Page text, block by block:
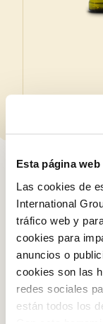
Esta página
Las cookies de
International
tráfico web y
cookies para
anuncios o
cookies son las
redes sociales
están todos los
RECETA